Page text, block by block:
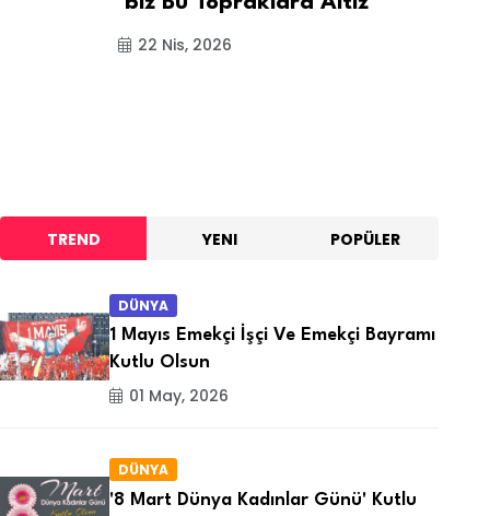
22 Nis, 2026
TREND YENI POPÜLER
DÜNYA
1 Mayıs Emekçi İşçi Ve Emekçi Bayramı
Kutlu Olsun
01 May, 2026
DÜNYA
'8 Mart Dünya Kadınlar Günü' Kutlu